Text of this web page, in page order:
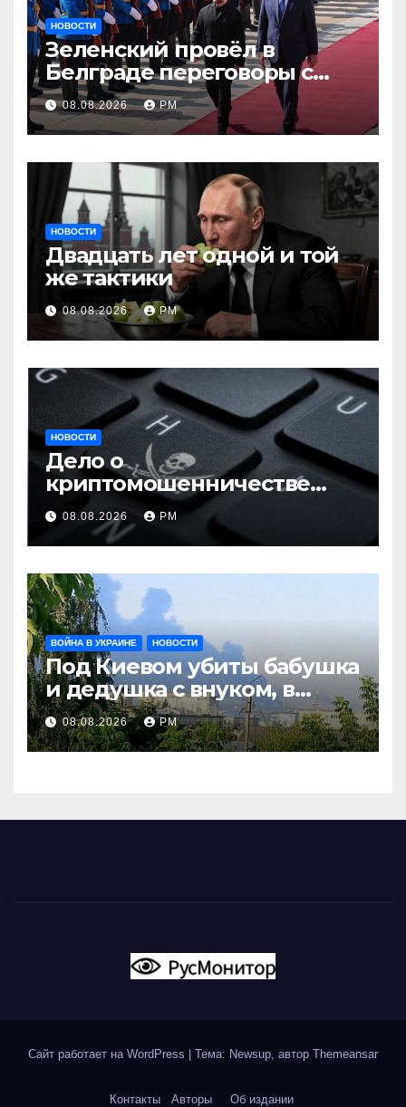
НОВОСТИ
Зеленский провёл в
Белграде переговоры с
Вучичем
08.08.2026 РМ
НОВОСТИ
Двадцать лет одной и той
же тактики
08.08.2026 РМ
НОВОСТИ
Дело о
криптомошенничестве
оборачивают в содействие
терроризму
08.08.2026 РМ
ВОЙНА В УКРАИНЕ НОВОСТИ
Под Киевом убиты бабушка
и дедушка с внуком, в
Поволжье и на Кубани
вновь горят НПЗ
08.08.2026 РМ
Сайт работает на WordPress Тема: Newsup, автор Themeansar
Контакты Авторы Об издании